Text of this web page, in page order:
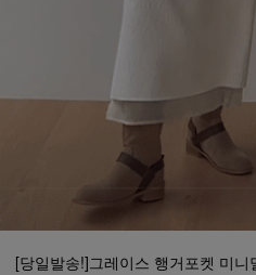
[당일발송!]그레이스 행거포켓 미